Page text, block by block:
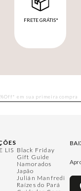
FRETE GRÁTIS*
LIS Black Friday
Gift Guide
Namorados
Japão
Julián Manfredi
Raízes do Pará